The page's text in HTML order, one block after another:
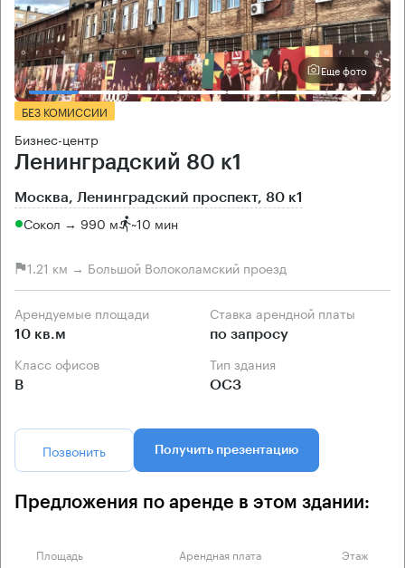
Еще фото
БЕЗ КОМИССИИ
Бизнес-центр
Ленинградский 80 к1
Москва, Ленинградский проспект, 80 к1
Сокол → 990 м ~10 мин
1.21 км → Большой Волоколамский проезд
Арендуемые площади
10 кв.м
Ставка арендной платы
по запросу
Класс офисов
B
Тип здания
ОСЗ
Позвонить Получить презентацию
Предложения по аренде в этом здании:
Площадь Арендная плата Этаж